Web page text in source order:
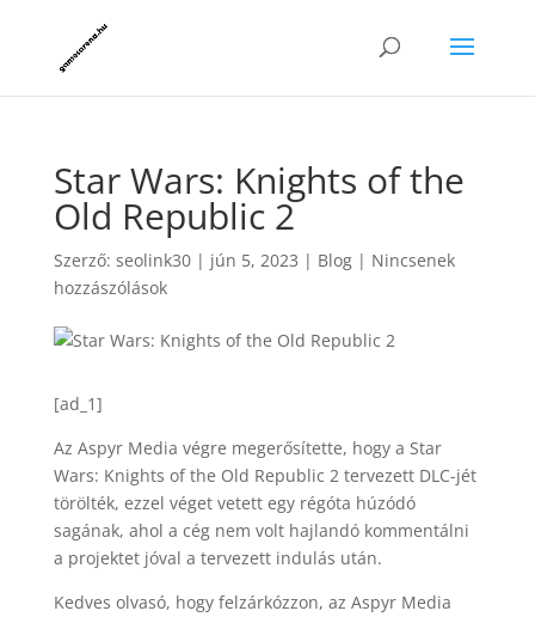
Star Wars: Knights of the
Old Republic 2
Szerző: seolink30| jún 5, 2023 | Blog| Nincsenek
hozzászólások
[ad_1]
Az Aspyr Media végre megerősítette, hogy a Star
Wars: Knights of the Old Republic 2 tervezett DLC-jét
törölték, ezzel véget vetett egy régóta húzódó
sagának, ahol a cég nem volt hajlandó kommentálni
a projektet jóval a tervezett indulás után.
Kedves olvasó, hogy felzárkózzon, az Aspyr Media